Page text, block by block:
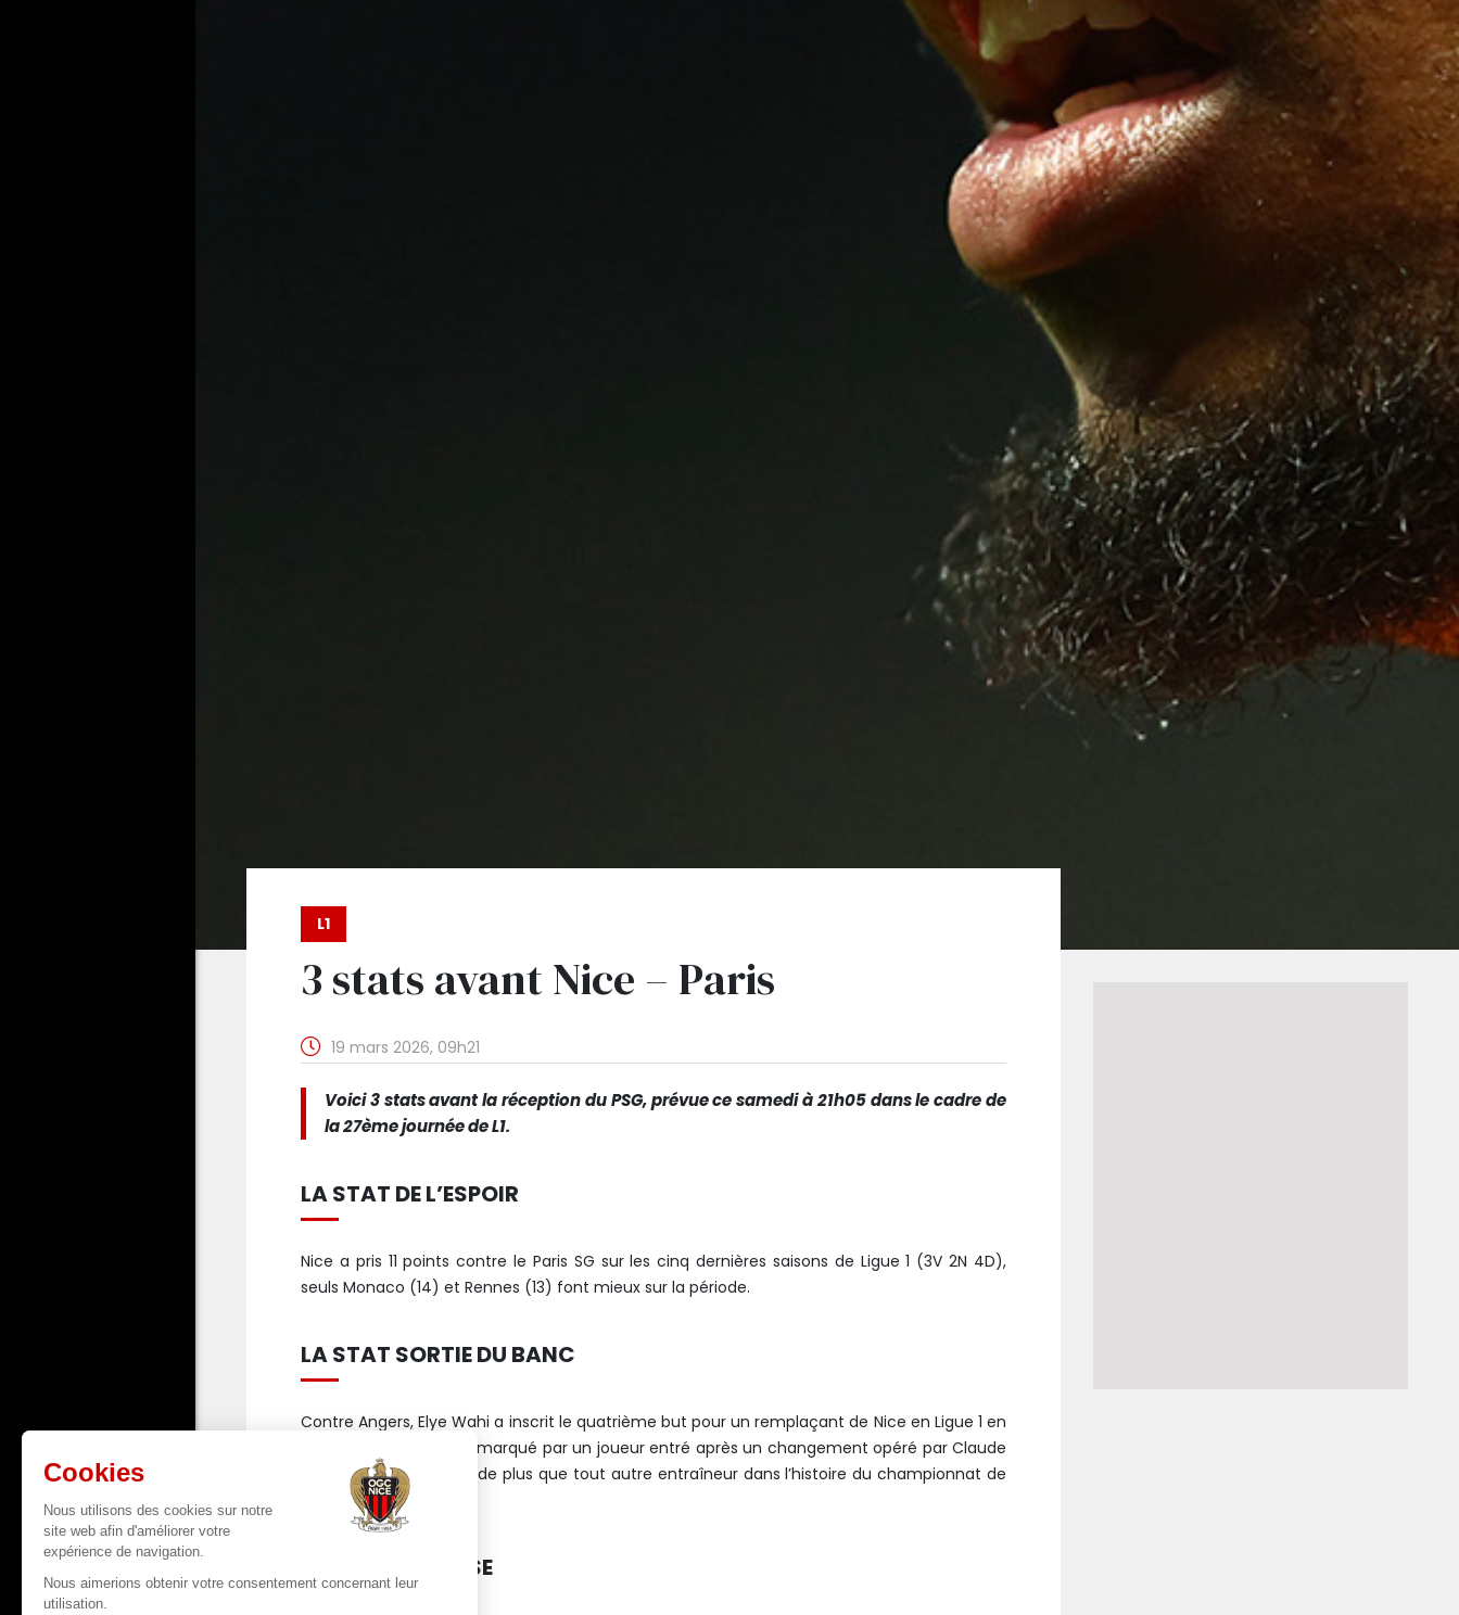
L1
3 stats avant Nice – Paris
19 mars 2026, 09h21
Voici 3 stats avant la réception du PSG, prévue ce samedi à 21h05 dans le cadre de
la 27ème journée de L1.
LA STAT DE L’ESPOIR
Nice a pris 11 points contre le Paris SG sur les cinq dernières saisons de Ligue 1 (3V 2N 4D),
seuls Monaco (14) et Rennes (13) font mieux sur la période.
LA STAT SORTIE DU BANC
Contre Angers, Elye Wahi a inscrit le quatrième but pour un remplaçant de Nice en Ligue 1 en
2026. C’est le 107e but marqué par un joueur entré après un changement opéré par Claude
Puel, c’est au moins 21 de plus que tout autre entraîneur dans l’histoire du championnat de
France.
LA STAT ADVERSE